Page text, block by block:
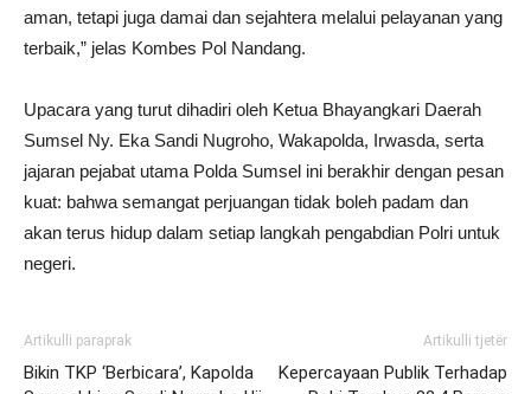
aman, tetapi juga damai dan sejahtera melalui pelayanan yang
terbaik,” jelas Kombes Pol Nandang.
Upacara yang turut dihadiri oleh Ketua Bhayangkari Daerah
Sumsel Ny. Eka Sandi Nugroho, Wakapolda, Irwasda, serta
jajaran pejabat utama Polda Sumsel ini berakhir dengan pesan
kuat: bahwa semangat perjuangan tidak boleh padam dan
akan terus hidup dalam setiap langkah pengabdian Polri untuk
negeri.
Artikulli paraprak
Bikin TKP ‘Berbicara’, Kapolda
Artikulli tjetër
Kepercayaan Publik Terhadap